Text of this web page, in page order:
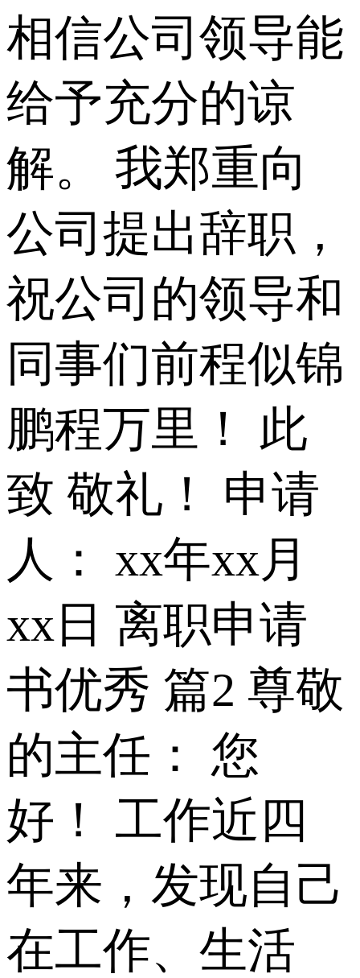
相信公司领导能
给予充分的谅
解。 我郑重向
公司提出辞职，
祝公司的领导和
同事们前程似锦
鹏程万里！ 此
致 敬礼！ 申请
人： xx年xx月
xx日 离职申请
书优秀 篇2 尊敬
的主任： 您
好！ 工作近四
年来，发现自己
在工作、生活